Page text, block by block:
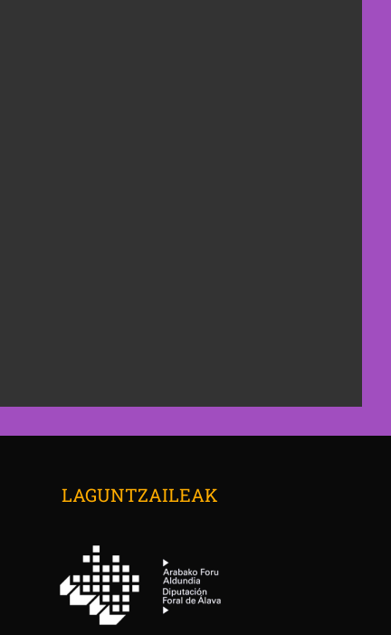
LAGUNTZAILEAK